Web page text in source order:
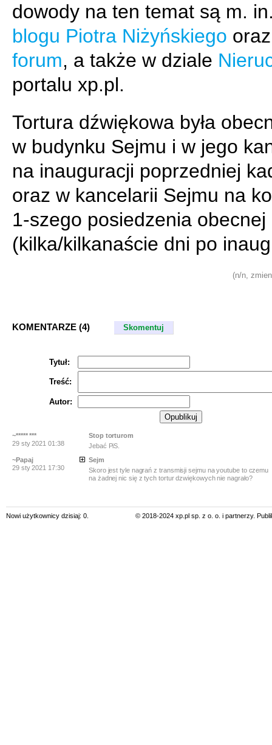
dowody na ten temat są m.
blogu Piotra Niżyńskiego
forum, a także w dziale
portalu xp.pl.
Tortura dźwiękowa była
w budynku Sejmu i w jego
na inauguracji poprzedniej
oraz w kancelarii Sejmu na
1-szego posiedzenia obecnej
(kilka/kilkanaście dni po
(n/n,
KOMENTARZE (4) Skomentuj
Tytuł:
Treść:
Autor:
~***** ***
29 sty 2021 01:38
Stop torturom
Jebać PiS.
~Papaj
29 sty 2021 17:30
Sejm
Skoro jest tyle nagrań z transmisji sejmu na youtube to czemu
na żadnej nic się z tych tortur dzwiękowych nie nagrało?
Nowi użytkownicy dzisiaj: 0. © 2018-2024 xp.pl sp. z o. o. i partnerzy.